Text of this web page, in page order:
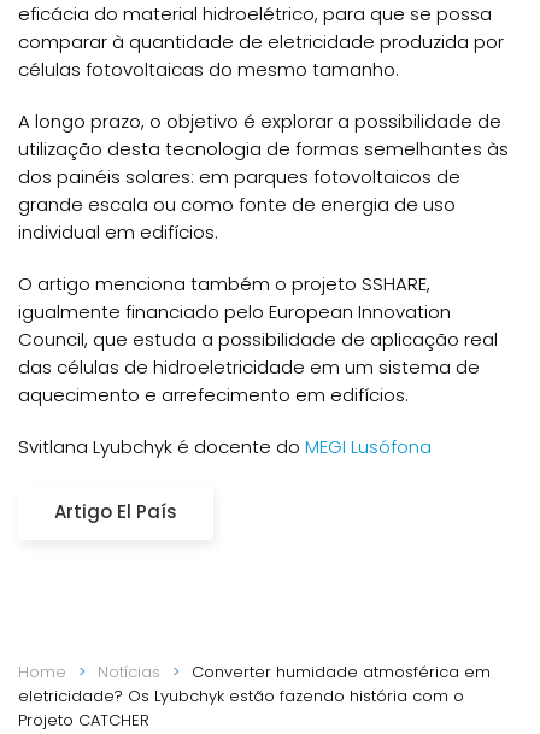
eficácia do material hidroelétrico, para que se possa
comparar à quantidade de eletricidade produzida por
células fotovoltaicas do mesmo tamanho.
A longo prazo, o objetivo é explorar a possibilidade de
utilização desta tecnologia de formas semelhantes às
dos painéis solares: em parques fotovoltaicos de
grande escala ou como fonte de energia de uso
individual em edifícios.
O artigo menciona também o projeto SSHARE,
igualmente financiado pelo European Innovation
Council, que estuda a possibilidade de aplicação real
das células de hidroeletricidade em um sistema de
aquecimento e arrefecimento em edifícios.
Svitlana Lyubchyk é docente do MEGI Lusófona
Artigo El País
Home Notícias
Converter humidade atmosférica em
eletricidade? Os Lyubchyk estão fazendo história com o
Projeto CATCHER